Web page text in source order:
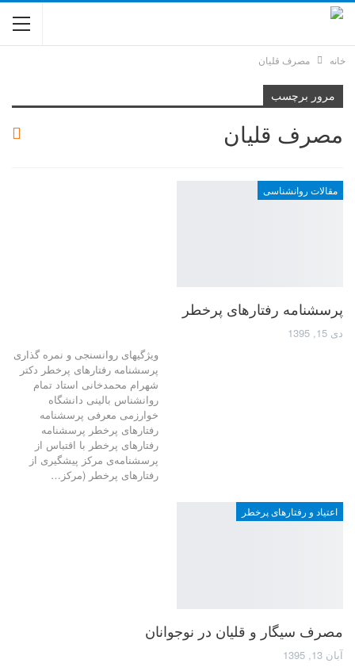
خانه مصرف قلیان
مرور برچسب
مصرف قلیان
مقالات روانشناسی
پرسش­نامه رفتارهای پرخطر
دی 15, 1395
ویژگیهای روانسنجی و نمره گذاری
پرسشنامه رفتارهای پرخطر دکتر
شهرام محمدخانی استاد تمام
روانشناس بالینی دانشگاه
خوارزمی معرفی پرسش­نامه
رفتارهای پرخطر پرسش­نامه
رفتارهای پرخطر با اقتباس از
پرسشنامه‌ی مرکز پیشگیری از
رفتارهای پرخطر (مرکز…
اعتیاد و رفتارهای پرخطر
مصرف سیگار و قلیان در نوجوانان
آبان 13, 1395